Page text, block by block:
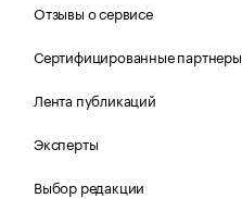
Отзывы о сервисе
Сертифицированные партнеры
Лента публикаций
Эксперты
Выбор редакции